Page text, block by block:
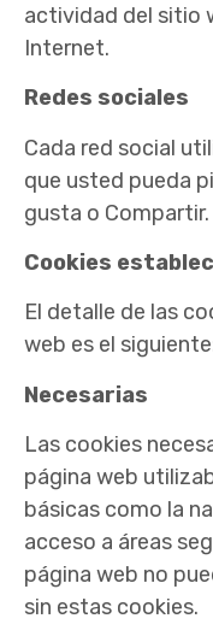
actividad del sitio
Internet.
Redes sociales
Cada red social
que usted pueda
gusta o Compartir.
Cookies
El detalle de las
web es el
Necesarias
Las cookies
página web
básicas como la
acceso a áreas
página web no
sin estas cookies.